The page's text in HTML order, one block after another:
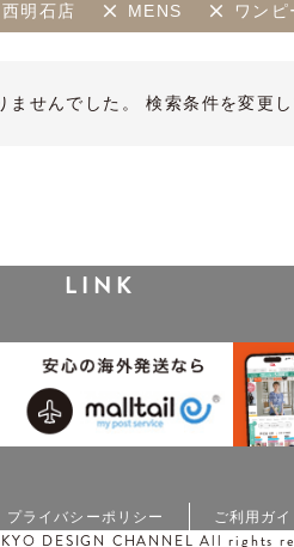
明石店 MENS ワンピ
せんでした。 検索条件を変更し
LINK
プライバシーポリシー ご利用ガイ
DESIGN CHANNEL All rights